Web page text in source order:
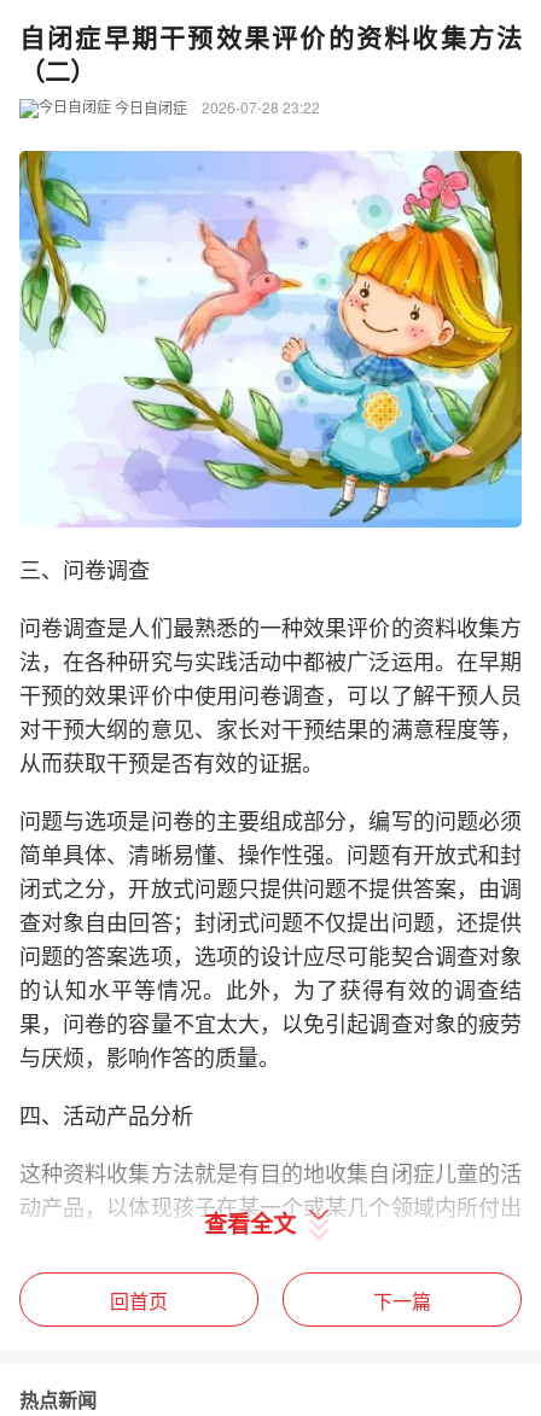
自闭症早期干预效果评价的资料收集方法
（二）
今日自闭症 2026-07-28 23:22
三、问卷调查
问卷调查是人们最熟悉的一种效果评价的资料收集方
法，在各种研究与实践活动中都被广泛运用。在早期
干预的效果评价中使用问卷调查，可以了解干预人员
对干预大纲的意见、家长对干预结果的满意程度等，
从而获取干预是否有效的证据。
问题与选项是问卷的主要组成部分，编写的问题必须
简单具体、清晰易懂、操作性强。问题有开放式和封
闭式之分，开放式问题只提供问题不提供答案，由调
查对象自由回答；封闭式问题不仅提出问题，还提供
问题的答案选项，选项的设计应尽可能契合调查对象
的认知水平等情况。此外，为了获得有效的调查结
果，问卷的容量不宜太大，以免引起调查对象的疲劳
与厌烦，影响作答的质量。
四、活动产品分析
这种资料收集方法就是有目的地收集自闭症儿童的活
动产品，以体现孩子在某一个或某几个领域内所付出
的努力和取得的进步。活动产品包括所有与干预大纲
有关的文字、图片、影像、物品等，如作息时间表、
作业本、教科书、成绩单、课堂笔记、日记、照片、
对自闭症儿童进行活动产品分析具有以下几个优点：
查看全文
回首页 下一篇
热点新闻